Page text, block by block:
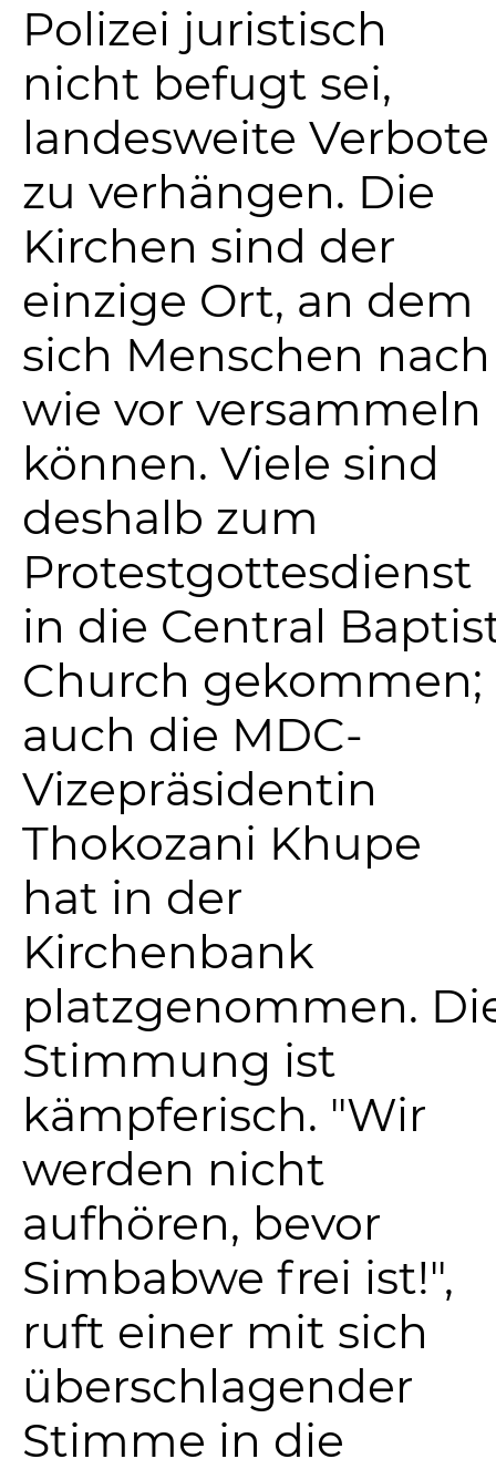
Polizei juristisch
nicht befugt sei,
landesweite Verbote
zu verhängen. Die
Kirchen sind der
einzige Ort, an dem
sich Menschen nach
wie vor versammeln
können. Viele sind
deshalb zum
Protestgottesdienst
in die Central
Church gekommen;
auch die MDC-
Vizepräsidentin
Thokozani Khupe
hat in der
Kirchenbank
platzgenommen.
Stimmung ist
kämpferisch. "Wir
werden nicht
aufhören, bevor
Simbabwe frei ist!",
ruft einer mit sich
überschlagender
Stimme in die